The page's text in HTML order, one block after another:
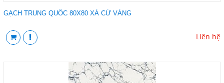
GẠCH TRUNG QUỐC 80X80 XÀ CỪ VÀNG
Liên hệ